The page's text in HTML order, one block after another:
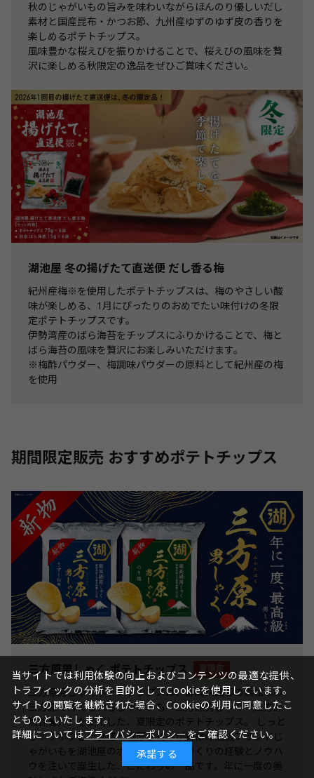
秋のじゃがいもの旨みを味わいながらほんのり優しいだし
素材と国産昆布・かつお節、九州産ゆずのゆず皮の香りを
楽しめるポテトチップス。
風味豊かな桜えびを振りかけることで、桜えびの風味を贅
沢に楽しめる秋限定の逸品をぜひご賞味ください。
湖池屋 冬の揚げたて直送便 だし香る梅
紀州産梅※を使用したポテトチップスは、梅のやさしい酸
味が楽しめる、1月にぴったりのおめでたい味付けの冬限
定ポテトチップスです。
伊勢湾産のばら海苔をチップスにふりかけることで、梅と
ばら海苔の風味を贅沢にお楽しみいただけます。
※梅酢パウダー、梅調味パウダーの原料として紀州産の梅
を使用
期間限定販売 おすすめポテトチップス
三方原男しゃく ポテトチップス 夏限定
三方原男しゃくポテトチップスは、静岡県西部の浜松市の
三方原で育てられるじゃがいも「三方原男しゃく（三方原
馬鈴薯）」を使用した、夏限定のポテトチップス。 しっと
りホクホクした食感と濃厚な甘みが特徴の高級ブランドじ
ゃがいもを湖池屋のポテトチップスづくりの経験とノウハ
ウを注いで誕生した、こだわりの一品です。年に一度の美
当サイトでは利用体験の向上およびコンテンツの最適な提供、
トラフィックの分析を目的としてCookieを使用しています。
サイトの閲覧を継続された場合、Cookieの利用に同意したこ
とものといたします。
詳細についてはプライバシーポリシーをご確認ください。
承諾する